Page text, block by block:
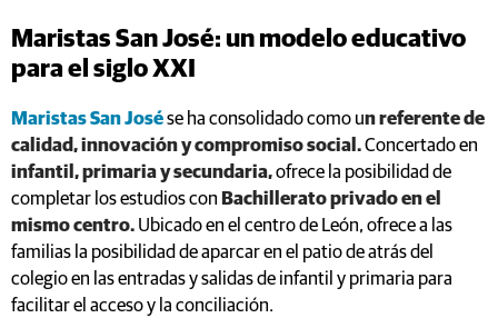
Maristas San José: un modelo educativo
para el siglo XXI
Maristas San Josése ha consolidado como un referente de
calidad, innovación y compromiso social.Concertado en
infantil, primaria y secundaria,ofrece la posibilidad de
completar los estudios con Bachillerato privado en el
mismo centro. Ubicado en el centro de León, ofrece a las
familias la posibilidad de aparcar en el patio de atrás del
colegio en las entradas y salidas de infantil y primaria para
facilitar el acceso y la conciliación.